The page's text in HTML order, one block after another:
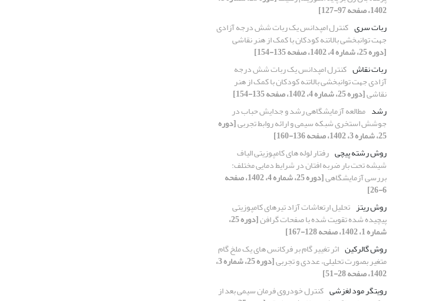
1402، صفحه 97-127]
ربات سری کنترل امپدانس یک ربات شش ‌درجه آزادی
جهت توانبخشی بالاتنه کودکان با کمک از هنر نقاشی
[دوره 25، شماره 4، 1402، صفحه 135-154]
ربات نقاش کنترل امپدانس یک ربات شش ‌درجه
آزادی جهت توانبخشی بالاتنه کودکان با کمک از هنر
نقاشی[دوره 25، شماره 4، 1402، صفحه 135-154]
رشد مطالعه آزمایشگاهی رشد و جدایش حباب در
جوشش استخری شبکه سیمی و ارائه روابط تجربی[دوره
25، شماره 3، 1402، صفحه 136-160]
روش رشته پیچی رفتار لوله های کامپوزیتی الیاف
شیشه تحت بار ضربه افتان در شرایط دمایی مختلف:
بررسی آزمایشگاهی [دوره 25، شماره 4، 1402، صفحه
6-26]
روش ریتز تحلیل ارتعاشات آزاد تیرهای کامپوزیتی
پیچیده شده تقویت شده با صفحات گرافن [دوره 25،
شماره 1، 1402، صفحه 128-167]
روش گالرکین اثر تغییر گام بر فرکانس های یک ملخ گام
متغیر بصورت تحلیلی، عددی و تجربی [دوره 25، شماره 3،
1402، صفحه 28-51]
رویتگر مود لغزشی کنترل خودروی فرمان سیمی بعد از